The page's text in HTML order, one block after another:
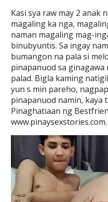
Kasi sya raw may 2 anak
magaling ka nga,
naman magaling mag-
binubyuntis. Sa ingay
bumangon na pala si
pinapanuod sa
palad. Bigla kaming
yun s min pareho,
pinapanuod namin, kaya
Pinaghatiaan ng
www.pinaysexstories.com.